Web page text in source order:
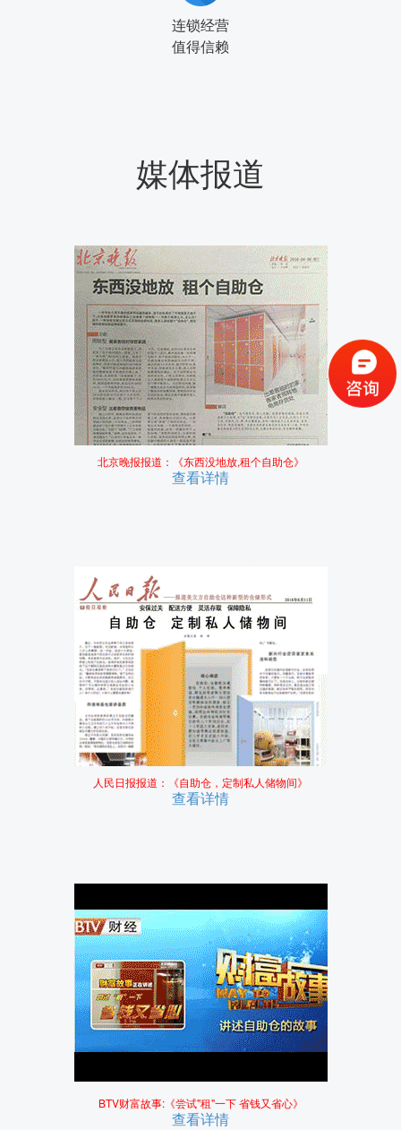
连锁经营
值得信赖
媒体报道
北京晚报报道：《东西没地放,租个自助仓》
查看详情
人民日报报道：《自助仓，定制私人储物间》
查看详情
BTV财富故事:《尝试"租"一下 省钱又省心》
查看详情